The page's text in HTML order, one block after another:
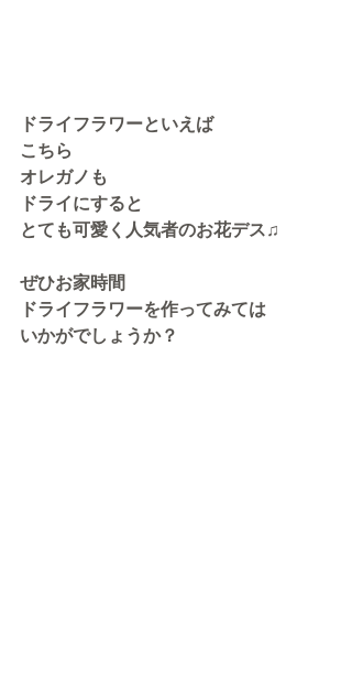
ドライフラワーといえば
こちら
オレガノも
ドライにすると
とても可愛く人気者のお花デス♫
ぜひお家時間
ドライフラワーを作ってみては
いかがでしょうか？